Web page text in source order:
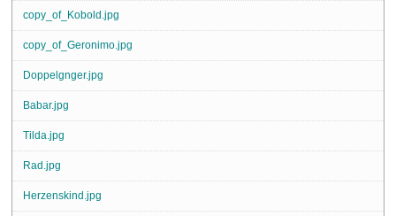
copy_of_Kobold.jpg
copy_of_Geronimo.jpg
Doppelgnger.jpg
Babar.jpg
Tilda.jpg
Rad.jpg
Herzenskind.jpg